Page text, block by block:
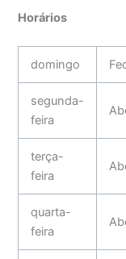
Horários
domingo
segunda-
feira
terça-
feira
quarta-
feira